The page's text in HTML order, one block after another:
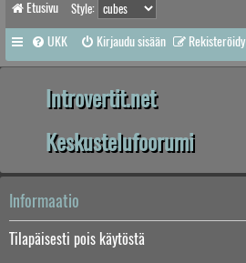
Etusivu Style:
UKK Kirjaudu sisään Rekisteröidy
Introvertit.net
Keskustelufoorumi
Informaatio
Tilapäisesti pois käytöstä